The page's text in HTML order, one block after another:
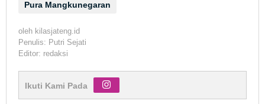
Pura Mangkunegaran
oleh kilasjateng.id
Penulis: Putri Sejati
Editor: redaksi
Ikuti Kami Pada